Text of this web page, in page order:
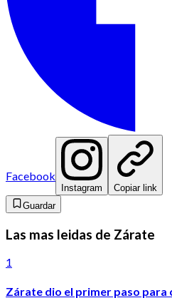
Facebook
Instagram
Copiar link
Guardar
Las mas leidas de Zárate
1
Zárate dio el primer paso para